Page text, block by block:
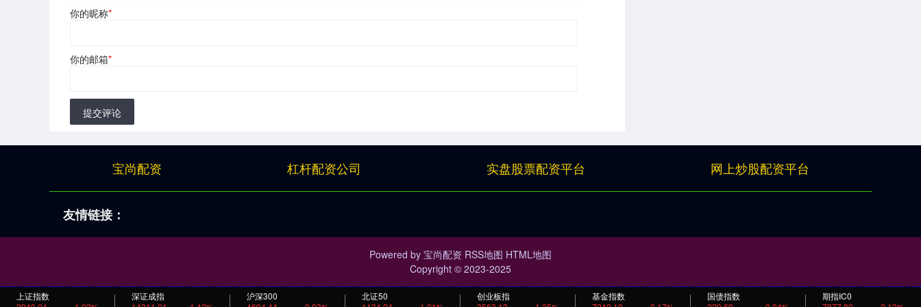
你的昵称*
你的邮箱*
提交评论
上证指数
深证成指
沪深300
北证50
创业板指
基金指数
国债指数
期指IC0
宝尚配资 杠杆配资公司 实盘股票配资平台 网上炒股配资平台
友情链接：
Powered by 宝尚配资 RSS地图 HTML地图
Copyright © 2023-2025